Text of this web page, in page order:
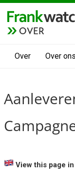
OVER
Over Over ons
View this page